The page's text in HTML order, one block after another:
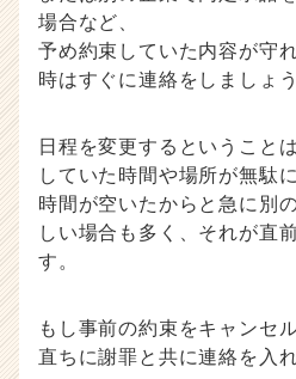
場合など、
予め約束していた内容が守
時はすぐに連絡をしましょう
日程を変更するということ
していた時間や場所が無駄
時間が空いたからと急に別
しい場合も多く、それが直
す。
もし事前の約束をキャンセ
直ちに謝罪と共に連絡を入